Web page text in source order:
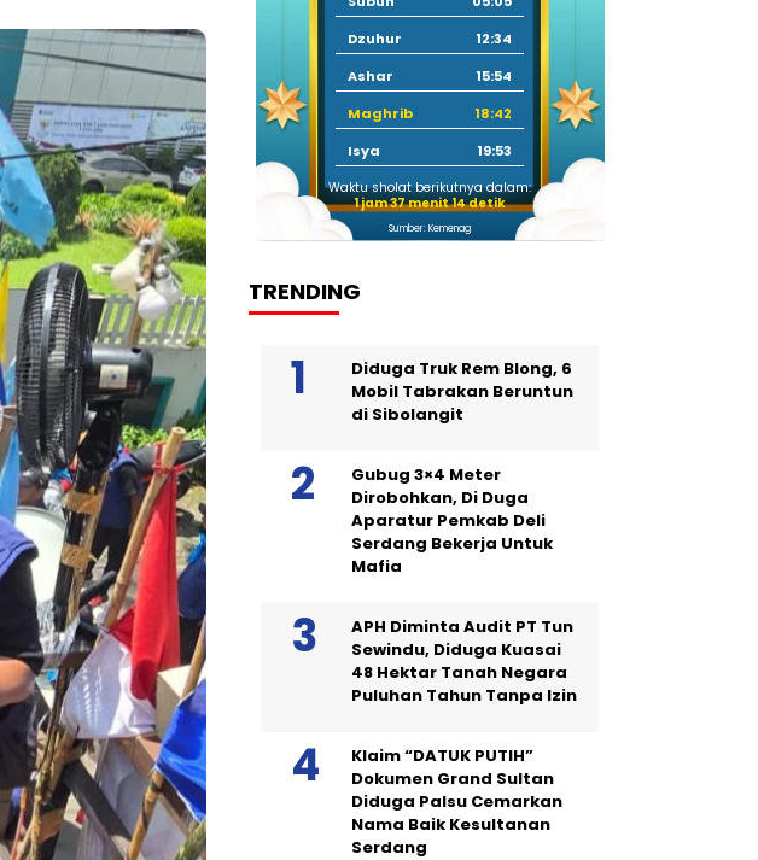
Dzuhur
12:34
Ashar
15:54
Maghrib
18:42
Isya
19:53
Waktu sholat berikutnya dalam:
1 jam 37 menit 13 detik
Sumber: Kemenag
TRENDING
Diduga Truk Rem Blong, 6
Mobil Tabrakan Beruntun
di Sibolangit
Gubug 3×4 Meter
Dirobohkan, Di Duga
Aparatur Pemkab Deli
Serdang Bekerja Untuk
Mafia
APH Diminta Audit PT Tun
Sewindu, Diduga Kuasai
48 Hektar Tanah Negara
Puluhan Tahun Tanpa Izin
Klaim “DATUK PUTIH”
Dokumen Grand Sultan
Diduga Palsu Cemarkan
Nama Baik Kesultanan
Serdang